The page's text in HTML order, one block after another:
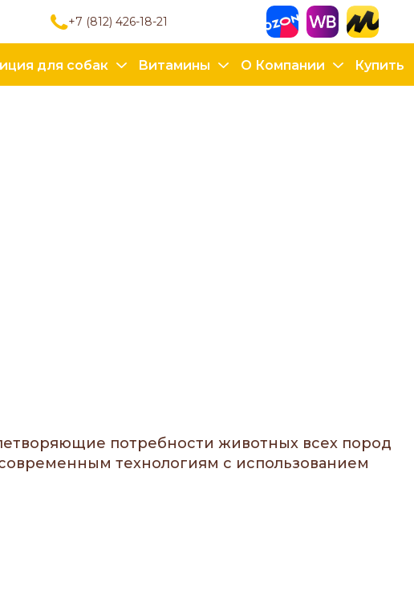
+7 (812) 426-18-21
для собак Витамины О Компании Купить
потребности животных всех пород
технологиям с использованием